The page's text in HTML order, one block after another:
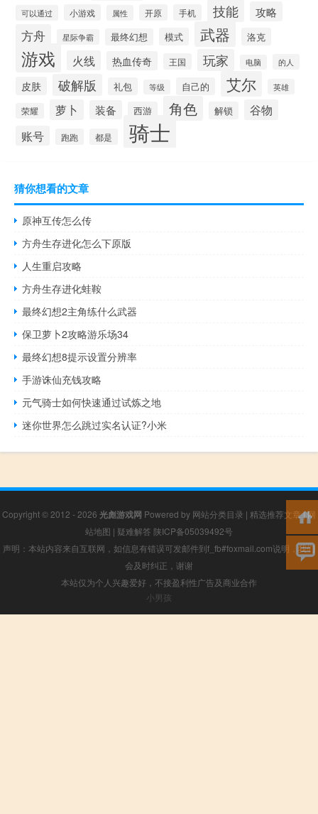
可以通过 小游戏 属性 开原 手机 技能 攻略
方舟 星际争霸 最终幻想 模式 武器 洛克
游戏 火线 热血传奇 王国 玩家 电脑 的人
皮肤 破解版 礼包 等级 自己的 艾尔 英雄
荣耀 萝卜 装备 西游 角色 解锁 谷物
账号 跑跑 都是 骑士
猜你想看的文章
原神互传怎么传
方舟生存进化怎么下原版
人生重启攻略
方舟生存进化蛙鞍
最终幻想2主角练什么武器
保卫萝卜2攻略游乐场34
最终幻想8提示设置分辨率
手游诛仙充钱攻略
元气骑士如何快速通过试炼之地
迷你世界怎么跳过实名认证?小米
Copyright © 2012 - 2026 光彪游戏网 Powered by 网站分类目录 | 精选推荐文章|网
站地图 | 疑难解答 陕ICP备05039492号
声明：本站内容来自互联网，如信息有错误可发邮件到f_fb#foxmail.com说明，我们
会及时纠正，谢谢
本站仅为个人兴趣爱好，不接盈利性广告及商业合作
小男孩